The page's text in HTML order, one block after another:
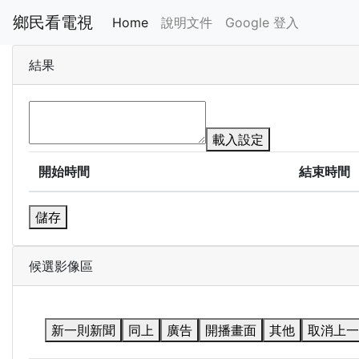
鄉民看電視 Home 說明文件 Google 登入
結果
載入設定
開始時間
結束時間
儲存
候選影像區
新一則新聞 同上 廣告 開播畫面 其他 取消上